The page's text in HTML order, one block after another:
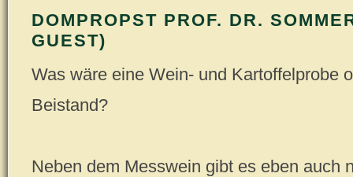
DOMPROPST PROF. DR.
GUEST)
Was wäre eine Wein- und Kartoffelprobe
Beistand?
Neben dem Messwein gibt es eben auch